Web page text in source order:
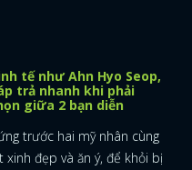
tế như Ahn Hyo Seop,
trả nhanh khi phải
giữa 2 bạn diễn
trước hai mỹ nhân cùng
xinh đẹp và ăn ý, để khỏi bị